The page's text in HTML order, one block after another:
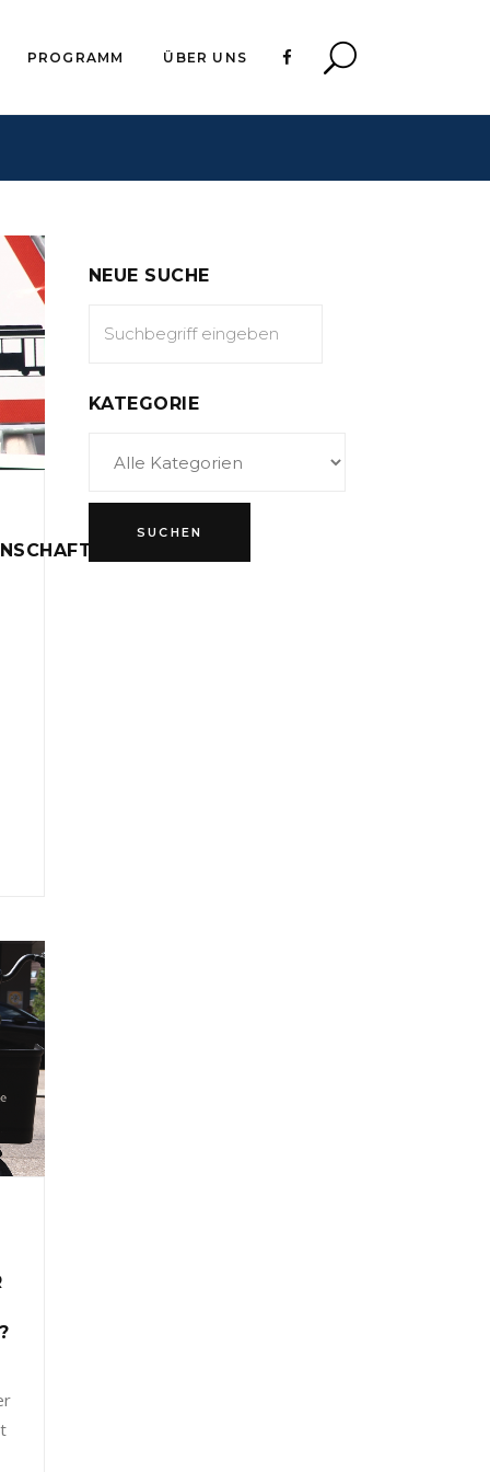
PROGRAMM ÜBER UNS
NEUE SUCHE
KATEGORIE